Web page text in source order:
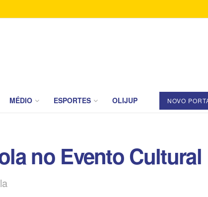
MÉDIO ESPORTES OLIJUP NOVO
no Evento Cultural